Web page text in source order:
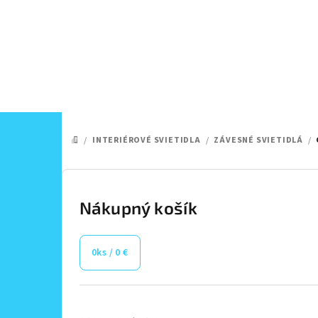
DOMOV
/ INTERIÉROVÉ SVIETIDLA / ZÁVESNÉ SVIETIDLÁ /
B
Nákupný košík
0ks / 0 €